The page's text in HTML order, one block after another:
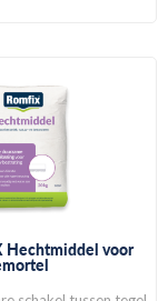
Hechtmiddel voor